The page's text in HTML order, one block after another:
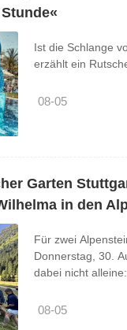
Ist die Schlange
erzählt ein
08-05
Garten
in den
Für zwei
Donnerstag, 30.
dabei nicht
vor ...
08-05